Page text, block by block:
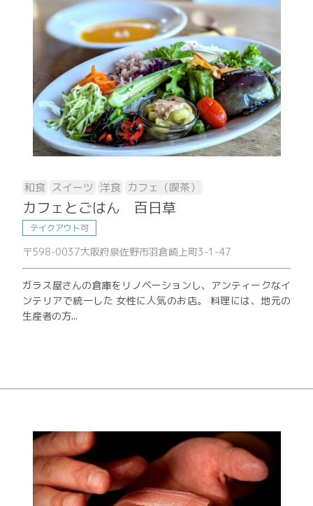
和食 スイーツ 洋食 カフェ（喫茶）
カフェとごはん 百日草
テイクアウト可
〒598-0037大阪府泉佐野市羽倉崎上町3-1-47
ガラス屋さんの倉庫をリノベーションし、アンティークなイ
ンテリアで統一した 女性に人気のお店。 料理には、地元の
生産者の方...